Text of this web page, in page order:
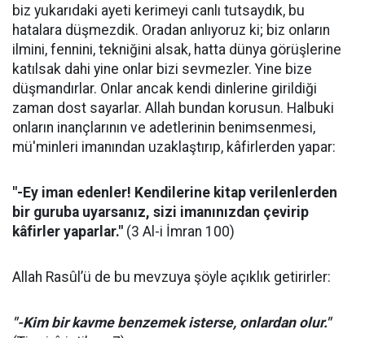
biz yukarıdaki ayeti kerimeyi canlı tutsaydık, bu
hatalara düşmezdik. Oradan anlıyoruz ki; biz onların
ilmini, fennini, tekniğini alsak, hatta dünya görüşlerine
katılsak dahi yine onlar bizi sevmezler. Yine bize
düşmandırlar. Onlar ancak kendi dinlerine girildiği
zaman dost sayarlar. Allah bundan korusun. Halbuki
onların inançlarının ve adetlerinin benimsenmesi,
mü'minleri imanından uzaklaştırıp, kâfirlerden yapar:
"-Ey iman edenler! Kendilerine kitap verilenlerden
bir guruba uyarsanız, sizi imanınızdan çevirip
kâfirler yaparlar." (3 Al-i İmran 100)
Allah Rasûl’ü de bu mevzuya şöyle açıklık getirirler:
"-Kim bir kavme benzemek isterse, onlardan olur."